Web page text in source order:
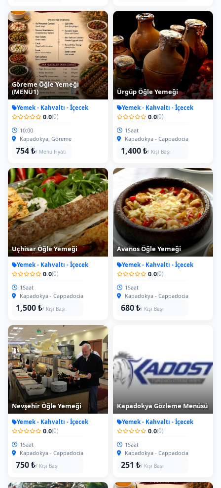
Göreme Öğle Yemeği
(MENÜ1)
Yemek - Kahvaltı - İçecek
0.0(0)
10:00
Kapadokya, Göreme
754 ₺/ Menü Fiyatı
Ürgüp Öğle Yemeği
Yemek - Kahvaltı - İçecek
0.0(0)
1Saat
Kapadokya - Cappadocia
1,400 ₺/ Kişi Başı
Uçhisar Öğle Yemeği
Yemek - Kahvaltı - İçecek
0.0(0)
1Saat
Kapadokya - Cappadocia
1,500 ₺/ Kişi Başı
Avanos Öğle Yemeği
Yemek - Kahvaltı - İçecek
0.0(0)
1Saat
Kapadokya - Cappadocia
680 ₺/ Kişi Başı
Nevşehir Öğle Yemeği
Yemek - Kahvaltı - İçecek
0.0(0)
1Saat
Kapadokya - Cappadocia
750 ₺/ Kişi Başı
Kapadokya Gözleme Menüsü
Yemek - Kahvaltı - İçecek
0.0(0)
1Saat
Kapadokya - Cappadocia
251 ₺/ Kişi Başı